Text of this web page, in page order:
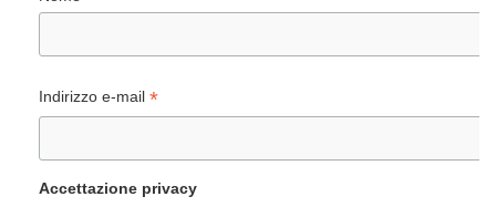
Indirizzo e-mail *
Accettazione privacy